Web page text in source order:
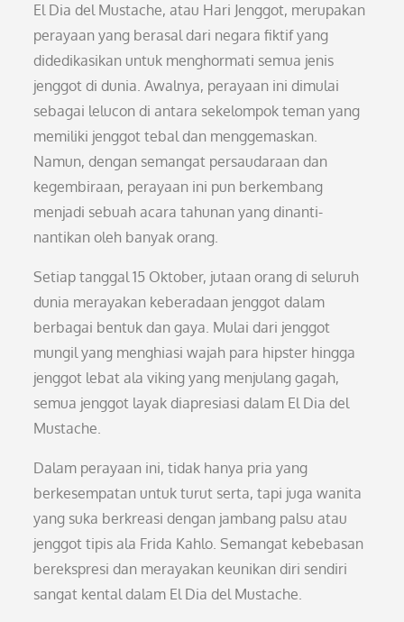
El Dia del Mustache, atau Hari Jenggot, merupakan
perayaan yang berasal dari negara fiktif yang
didedikasikan untuk menghormati semua jenis
jenggot di dunia. Awalnya, perayaan ini dimulai
sebagai lelucon di antara sekelompok teman yang
memiliki jenggot tebal dan menggemaskan.
Namun, dengan semangat persaudaraan dan
kegembiraan, perayaan ini pun berkembang
menjadi sebuah acara tahunan yang dinanti-
nantikan oleh banyak orang.
Setiap tanggal 15 Oktober, jutaan orang di seluruh
dunia merayakan keberadaan jenggot dalam
berbagai bentuk dan gaya. Mulai dari jenggot
mungil yang menghiasi wajah para hipster hingga
jenggot lebat ala viking yang menjulang gagah,
semua jenggot layak diapresiasi dalam El Dia del
Mustache.
Dalam perayaan ini, tidak hanya pria yang
berkesempatan untuk turut serta, tapi juga wanita
yang suka berkreasi dengan jambang palsu atau
jenggot tipis ala Frida Kahlo. Semangat kebebasan
berekspresi dan merayakan keunikan diri sendiri
sangat kental dalam El Dia del Mustache.